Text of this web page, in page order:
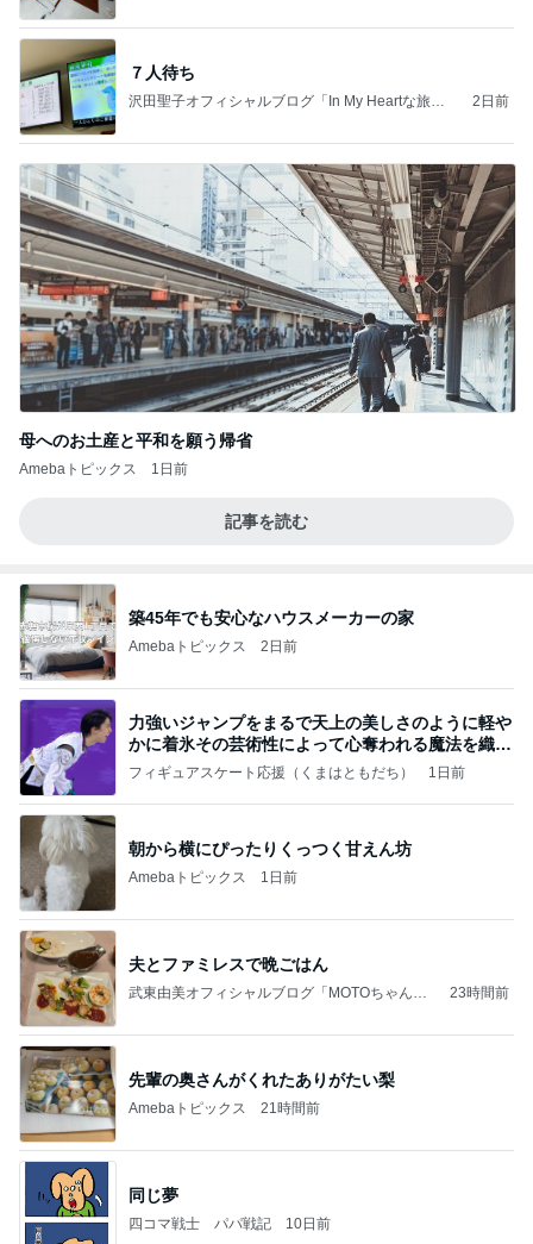
７人待ち
沢田聖子オフィシャルブログ「In My Heartな旅日
2日前
母へのお土産と平和を願う帰省
Amebaトピックス 1日前
記事を読む
築45年でも安心なハウスメーカーの家
Amebaトピックス 2日前
力強いジャンプをまるで天上の美しさのように軽や
かに着氷その芸術性によって心奪われる魔法を織り
なす
フィギュアスケート応援（くまはともだち） 1日前
朝から横にぴったりくっつく甘えん坊
Amebaトピックス 1日前
夫とファミレスで晩ごはん
武東由美オフィシャルブログ「MOTOちゃんと
23時間前
先輩の奥さんがくれたありがたい梨
Amebaトピックス 21時間前
同じ夢
四コマ戦士 パパ戦記 10日前